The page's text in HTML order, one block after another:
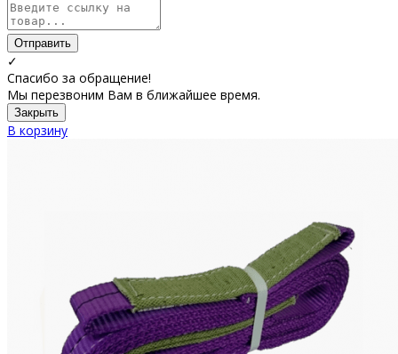
Отправить
✓
Спасибо за обращение!
Мы перезвоним Вам в ближайшее время.
Закрыть
В корзину